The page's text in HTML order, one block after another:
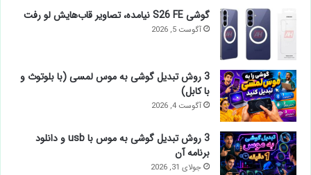
گوشی S26 FE نیامده، تصاویر قاب‌هایش لو رفت
آگوست 5, 2026
3 روش تبدیل گوشی به موس لمسی (با بلوتوث و
با کابل)
آگوست 4, 2026
3 روش تبدیل گوشی به موس با usb و دانلود
برنامه آن
جولای 31, 2026